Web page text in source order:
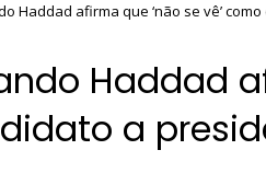
Haddad afirma que ‘não se vê’
Haddad
a